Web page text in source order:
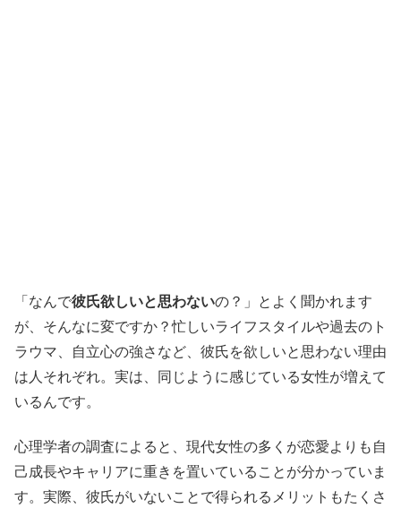
「なんで彼氏欲しいと思わないの？」とよく聞かれます
が、そんなに変ですか？忙しいライフスタイルや過去のト
ラウマ、自立心の強さなど、彼氏を欲しいと思わない理由
は人それぞれ。実は、同じように感じている女性が増えて
いるんです。
心理学者の調査によると、現代女性の多くが恋愛よりも自
己成長やキャリアに重きを置いていることが分かっていま
す。実際、彼氏がいないことで得られるメリットもたくさ